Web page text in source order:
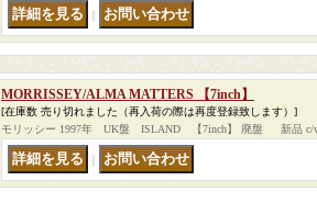
MORRISSEY/ALMA MATTERS 【7inch】
[在庫数 売り切れました（再入荷の際は再度登録致します）]
モリッシー 1997年 UK盤 ISLAND 【7inch】 廃盤 新品 c/w.